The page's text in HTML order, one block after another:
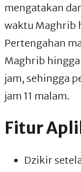
mengatakan
waktu Maghrib
Pertengahan
Maghrib
jam, sehingga
jam 11 malam.
Fitur
Dzikir